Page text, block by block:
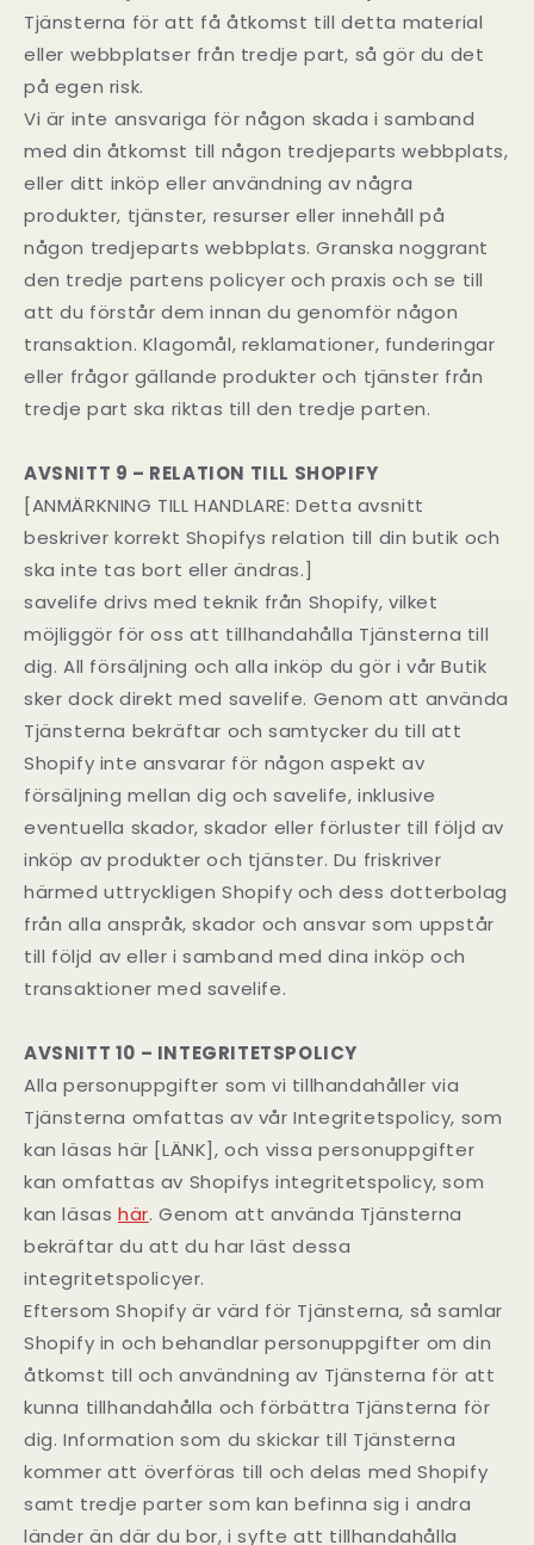
Tjänsterna för att få åtkomst till detta material
eller webbplatser från tredje part, så gör du det
på egen risk.
Vi är inte ansvariga för någon skada i samband
med din åtkomst till någon tredjeparts webbplats,
eller ditt inköp eller användning av några
produkter, tjänster, resurser eller innehåll på
någon tredjeparts webbplats. Granska noggrant
den tredje partens policyer och praxis och se till
att du förstår dem innan du genomför någon
transaktion. Klagomål, reklamationer, funderingar
eller frågor gällande produkter och tjänster från
tredje part ska riktas till den tredje parten.
AVSNITT 9 – RELATION TILL SHOPIFY
[ANMÄRKNING TILL HANDLARE: Detta avsnitt
beskriver korrekt Shopifys relation till din butik och
ska inte tas bort eller ändras.]
savelife drivs med teknik från Shopify, vilket
möjliggör för oss att tillhandahålla Tjänsterna till
dig. All försäljning och alla inköp du gör i vår Butik
sker dock direkt med savelife. Genom att använda
Tjänsterna bekräftar och samtycker du till att
Shopify inte ansvarar för någon aspekt av
försäljning mellan dig och savelife, inklusive
eventuella skador, skador eller förluster till följd av
inköp av produkter och tjänster. Du friskriver
härmed uttryckligen Shopify och dess dotterbolag
från alla anspråk, skador och ansvar som uppstår
till följd av eller i samband med dina inköp och
transaktioner med savelife.
AVSNITT 10 – INTEGRITETSPOLICY
Alla personuppgifter som vi tillhandahåller via
Tjänsterna omfattas av vår Integritetspolicy, som
kan läsas här [LÄNK], och vissa personuppgifter
kan omfattas av Shopifys integritetspolicy, som
kan läsas här. Genom att använda Tjänsterna
bekräftar du att du har läst dessa
integritetspolicyer.
Eftersom Shopify är värd för Tjänsterna, så samlar
Shopify in och behandlar personuppgifter om din
åtkomst till och användning av Tjänsterna för att
kunna tillhandahålla och förbättra Tjänsterna för
dig. Information som du skickar till Tjänsterna
kommer att överföras till och delas med Shopify
samt tredje parter som kan befinna sig i andra
länder än där du bor, i syfte att tillhandahålla